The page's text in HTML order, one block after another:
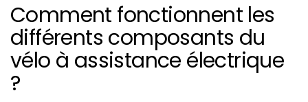
Comment fonctionnent les
différents composants du
vélo à assistance électrique
?